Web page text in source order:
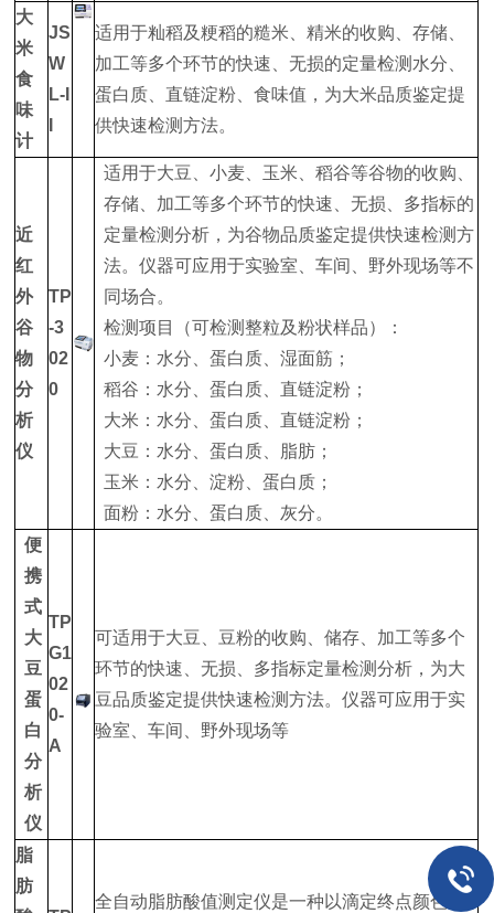
大
米
食
味
计
JS
W
L-I
适用于籼稻及粳稻的糙米、精米的收购、存储、
加工等多个环节的快速、无损的定量检测水分、
蛋白质、直链淀粉、食味值，为大米品质鉴定提
供快速检测方法。
近
红
外
谷
物
分
析
仪
TP
-3
02
0
适用于大豆、小麦、玉米、稻谷等谷物的收购、
存储、加工等多个环节的快速、无损、多指标的
定量检测分析，为谷物品质鉴定提供快速检测方
法。仪器可应用于实验室、车间、野外现场等不
同场合。
检测项目（可检测整粒及粉状样品）：
小麦：水分、蛋白质、湿面筋；
稻谷：水分、蛋白质、直链淀粉；
大米：水分、蛋白质、直链淀粉；
大豆：水分、蛋白质、脂肪；
玉米：水分、淀粉、蛋白质；
面粉：水分、蛋白质、灰分。
便
携
式
大
豆
蛋
白
分
析
仪
TP
G1
02
0-
A
可适用于大豆、豆粉的收购、储存、加工等多个
环节的快速、无损、多指标定量检测分析，为大
豆品质鉴定提供快速检测方法。仪器可应用于实
验室、车间、野外现场等
脂
肪
全自动脂肪酸值测定仪是一种以滴定终点颜色变